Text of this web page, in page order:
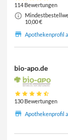
114 Bewertungen
10,00 €
Apothekenprofil
bio-apo.de
130 Bewertungen
Apothekenprofil